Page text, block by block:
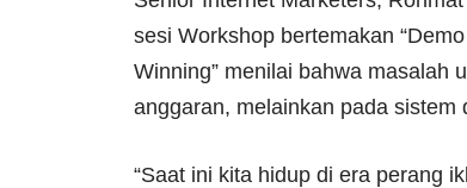
sesi Workshop bertemakan
Winning” menilai bahwa masalah
anggaran, melainkan pada
“Saat ini kita hidup di era perang